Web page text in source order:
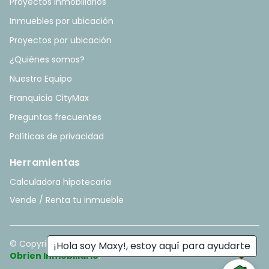
¡Hola soy Maxy!, estoy aquí para ayudarte
Inmuebles por ubicación
Proyectos por ubicación
¿Quiénes somos?
Nuestro Equipo
Franquicia CityMax
Preguntas frecuentes
Políticas de privacidad
Herramientas
Calculadora hipotecaria
Vende / Renta tu inmueble
© Copyright2026. All rights reserved. - Hecho con ❤️ por
Obrien Inmobiliario.